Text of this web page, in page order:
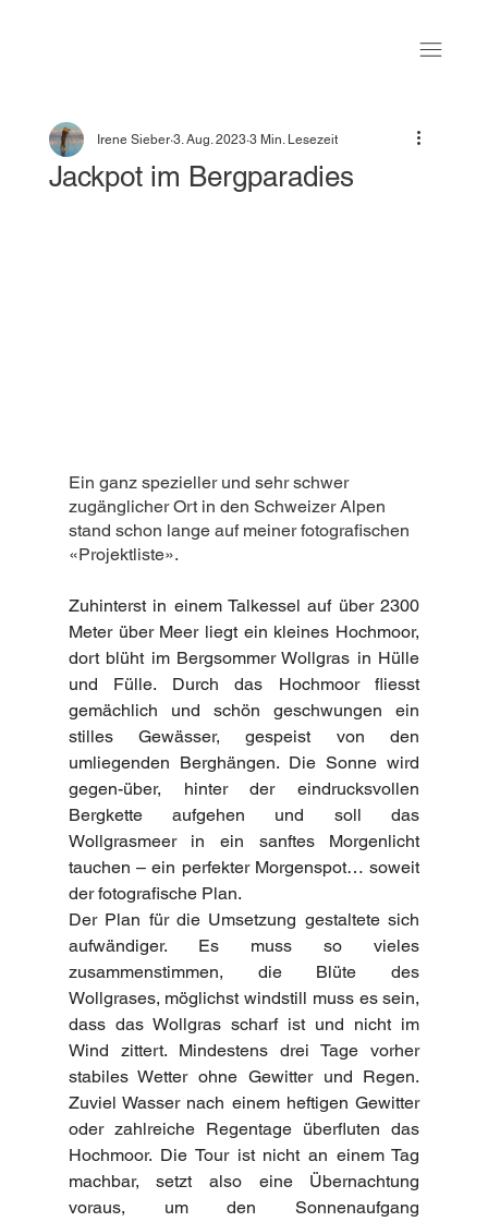
Jackpot im Bergparadies
Irene Sieber 3. Aug. 2023 3 Min. Lesezeit
Ein ganz spezieller und sehr schwer
zugänglicher Ort in den Schweizer Alpen
stand schon lange auf meiner fotografischen
«Projektliste».
Zuhinterst in einem Talkessel auf über 2300
Meter über Meer liegt ein kleines Hochmoor,
dort blüht im Bergsommer Wollgras in Hülle
und Fülle. Durch das Hochmoor fliesst
gemächlich und schön geschwungen ein
stilles Gewässer, gespeist von den
umliegenden Berghängen. Die Sonne wird
gegen-über, hinter der eindrucksvollen
Bergkette aufgehen und soll das
Wollgrasmeer in ein sanftes Morgenlicht
tauchen – ein perfekter Morgenspot… soweit
der fotografische Plan.
Der Plan für die Umsetzung gestaltete sich
aufwändiger. Es muss so vieles
zusammenstimmen, die Blüte des
Wollgrases, möglichst windstill muss es sein,
dass das Wollgras scharf ist und nicht im
Wind zittert. Mindestens drei Tage vorher
stabiles Wetter ohne Gewitter und Regen.
Zuviel Wasser nach einem heftigen Gewitter
oder zahlreiche Regentage überfluten das
Hochmoor. Die Tour ist nicht an einem Tag
machbar, setzt also eine Übernachtung
voraus, um den Sonnenaufgang